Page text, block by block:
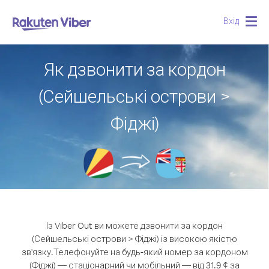
Вхід
Як дзвонити за кордон
(Сейшельські острови >
Фіджі)
Із Viber Out ви можете дзвонити за кордон
(Сейшельські острови > Фіджі) із високою якістю
зв'язку.Телефонуйте на будь-який номер за кордоном
(Фіджі) — стаціонарний чи мобільний — від 31.9 ¢ за